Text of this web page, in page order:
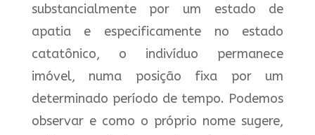
substancialmente por um estado de
apatia e especificamente no estado
catatônico, o indivíduo permanece
imóvel, numa posição fixa por um
determinado período de tempo. Podemos
observar e como o próprio nome sugere,